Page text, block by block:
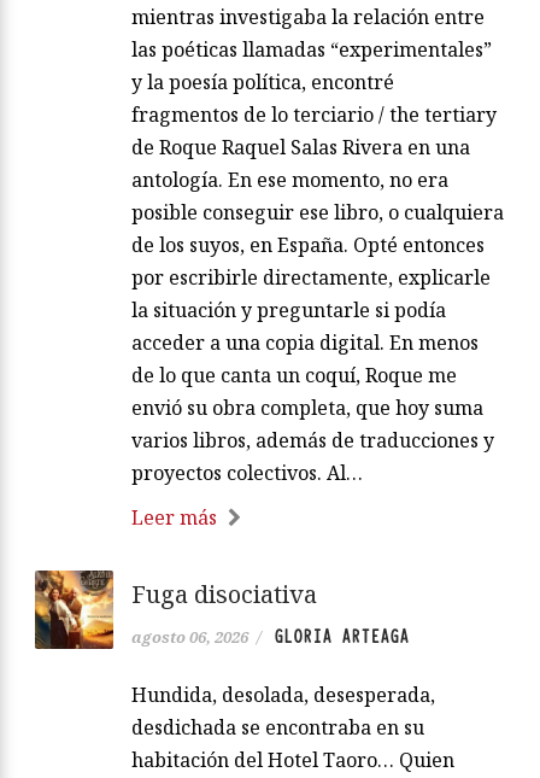
mientras investigaba la relación entre
las poéticas llamadas “experimentales”
y la poesía política, encontré
fragmentos de lo terciario / the tertiary
de Roque Raquel Salas Rivera en una
antología. En ese momento, no era
posible conseguir ese libro, o cualquiera
de los suyos, en España. Opté entonces
por escribirle directamente, explicarle
la situación y preguntarle si podía
acceder a una copia digital. En menos
de lo que canta un coquí, Roque me
envió su obra completa, que hoy suma
varios libros, además de traducciones y
proyectos colectivos. Al…
Leer más
Fuga disociativa
agosto 06, 2026 / GLORIA ARTEAGA
Hundida, desolada, desesperada,
desdichada se encontraba en su
habitación del Hotel Taoro… Quien